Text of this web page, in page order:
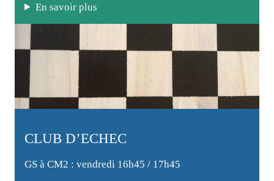
En savoir plus
CLUB D’ECHEC
GS à CM2 : vendredi 16h45 / 17h45